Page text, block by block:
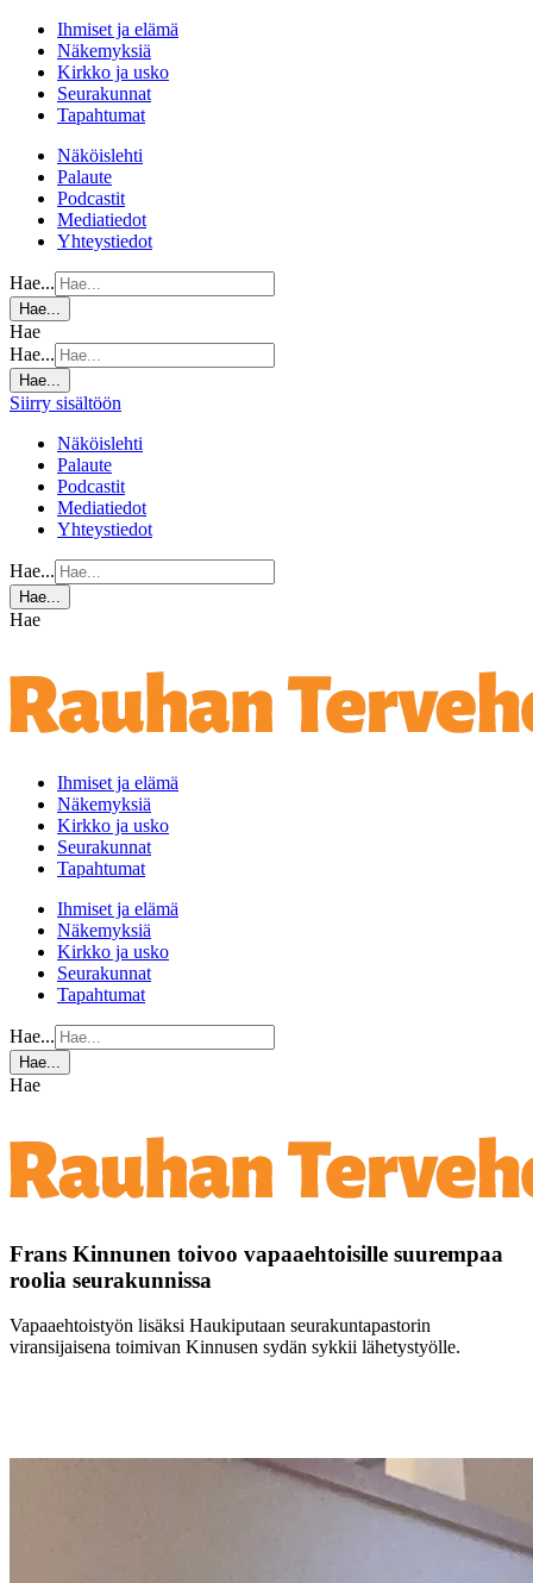
Ihmiset ja elämä
Näkemyksiä
Kirkko ja usko
Seurakunnat
Tapahtumat
Näköislehti
Palaute
Podcastit
Mediatiedot
Yhteystiedot
Hae...
Hae...
Hae
Hae...
Hae...
Siirry sisältöön
Näköislehti
Palaute
Podcastit
Mediatiedot
Yhteystiedot
Hae...
Hae...
Hae
Ihmiset ja elämä
Näkemyksiä
Kirkko ja usko
Seurakunnat
Tapahtumat
Ihmiset ja elämä
Näkemyksiä
Kirkko ja usko
Seurakunnat
Tapahtumat
Hae...
Hae...
Hae
Frans Kinnunen toivoo vapaaehtoisille suurempaa
roolia seurakunnissa
Vapaaehtoistyön lisäksi Haukiputaan seurakuntapastorin
viransijaisena toimivan Kinnusen sydän sykkii lähetystyölle.